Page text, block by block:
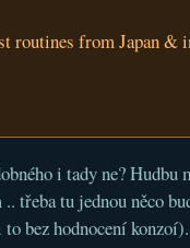
routines from Japan &
i tady ne? Hudbu
třeba tu jednou něco
bez hodnocení konzoí).